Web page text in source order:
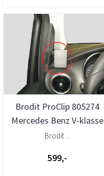
Brodit ProClip 805274
Mercedes Benz V-klasse
2015-2023 Venstre
Brodit ...
599,-